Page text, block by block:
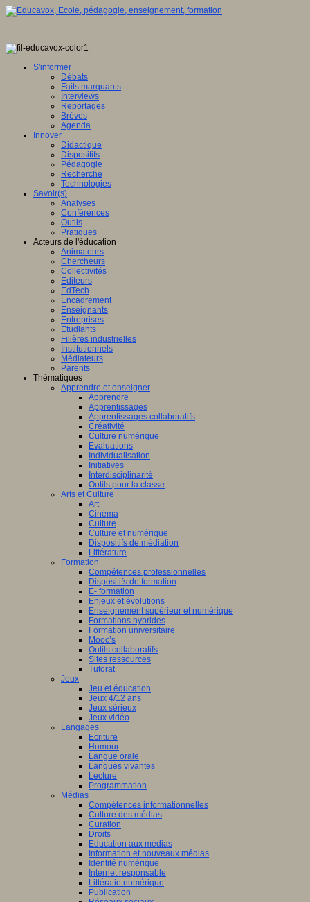
S'informer
Débats
Faits marquants
Interviews
Reportages
Brèves
Agenda
Innover
Didactique
Dispositifs
Pédagogie
Recherche
Technologies
Savoir(s)
Analyses
Conférences
Outils
Pratiques
Acteurs de l'éducation
Animateurs
Chercheurs
Collectivités
Editeurs
EdTech
Encadrement
Enseignants
Entreprises
Etudiants
Filières industrielles
Institutionnels
Médiateurs
Parents
Thématiques
Apprendre et enseigner
Apprendre
Apprentissages
Apprentissages collaboratifs
Créativité
Culture numérique
Evaluations
Individualisation
Initiatives
Interdisciplinarité
Outils pour la classe
Arts et Culture
Art
Cinéma
Culture
Culture et numérique
Dispositifs de médiation
Littérature
Formation
Compétences professionnelles
Dispositifs de formation
E- formation
Enjeux et évolutions
Enseignement supérieur et numérique
Formations hybrides
Formation universitaire
Mooc’s
Outils collaboratifs
Sites ressources
Tutorat
Jeux
Jeu et éducation
Jeux 4/12 ans
Jeux sérieux
Jeux vidéo
Langages
Ecriture
Humour
Langue orale
Langues vivantes
Lecture
Programmation
Médias
Compétences informationnelles
Culture des médias
Curation
Droits
Education aux médias
Information et nouveaux médias
Identité numérique
Internet responsable
Littératie numérique
Publication